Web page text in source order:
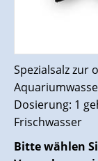
Spezialsalz zur
Dosierung: 1
Frischwasser
Bitte wählen